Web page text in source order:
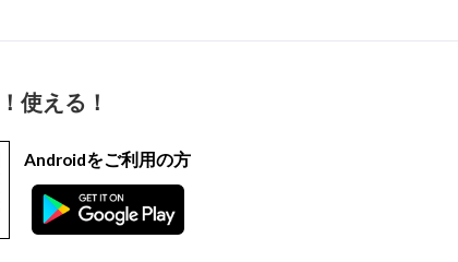
使える！
Androidをご利用の方